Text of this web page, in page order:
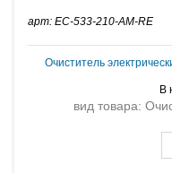
арт: EC-533-210-AM-RE
Очиститель
В
вид товара: